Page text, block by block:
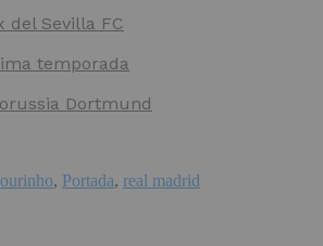
del Sevilla FC
temporada
Dortmund
, Portada, real madrid